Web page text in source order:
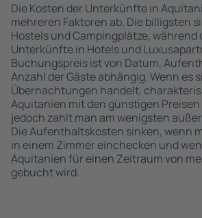
Die Kosten der Unterkünfte in
mehreren Faktoren ab. Die billigsten
Hostels und Campingplätze, während
Unterkünfte in Hotels und
Buchungspreis ist von Datum,
Anzahl der Gäste abhängig. Wenn es
Übernachtungen handelt,
Aquitanien mit den günstigen Preisen
jedoch zahlt man am wenigsten
Die Aufenthaltskosten sinken, wenn
in einem Zimmer einchecken und
Aquitanien für einen Zeitraum von
gebucht wird.